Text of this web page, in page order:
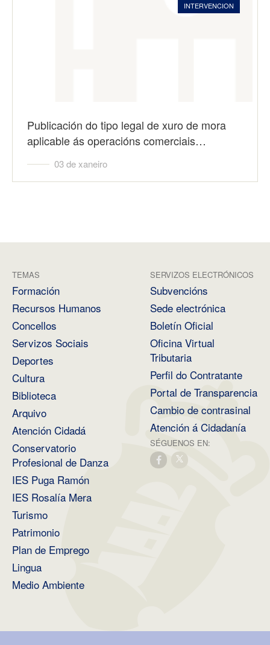
INTERVENCION
Publicación do tipo legal de xuro de mora
aplicable ás operacións comerciais…
03 de xaneiro
TEMAS
Formación
Recursos Humanos
Concellos
Servizos Sociais
Deportes
Cultura
Biblioteca
Arquivo
Atención Cidadá
Conservatorio
Profesional de Danza
IES Puga Ramón
IES Rosalía Mera
Turismo
Patrimonio
Plan de Emprego
Lingua
Medio Ambiente
SERVIZOS ELECTRÓNICOS
Subvencións
Sede electrónica
Boletín Oficial
Oficina Virtual
Tributaria
Perfil do Contratante
Portal de Transparencia
Cambio de contrasinal
Atención á Cidadanía
SÉGUENOS EN: